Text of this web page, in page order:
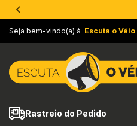
Seja bem-vindo(a) à Escuta o Véio
Rastreio do Pedido